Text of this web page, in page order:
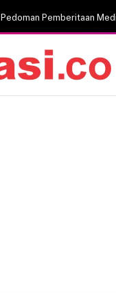
Pedoman Pemberitaan